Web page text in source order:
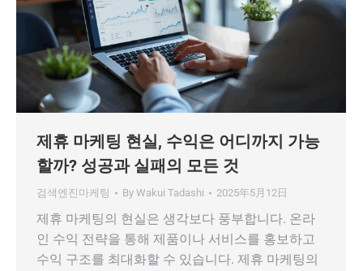
제휴 마케팅 현실, 수익은 어디까지 가능
할까? 성공과 실패의 모든 것
검색엔진마케팅 By Wakui Tadashi 2025年5月12日
제휴 마케팅의 현실은 생각보다 풍부합니다. 온라
인 수익 전략을 통해 제품이나 서비스를 홍보하고
수익 구조를 최대화할 수 있습니다. 제휴 마케팅의